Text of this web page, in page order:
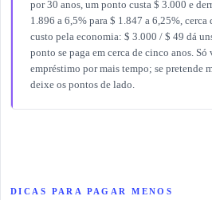
por 30 anos, um ponto custa $ 3.000 e
1.896 a 6,5% para $ 1.847 a 6,25%,
custo pela economia: $ 3.000 / $ 49 dá
ponto se paga em cerca de cinco anos.
empréstimo por mais tempo; se pretende
deixe os pontos de lado.
DICAS PARA PAGAR MENOS